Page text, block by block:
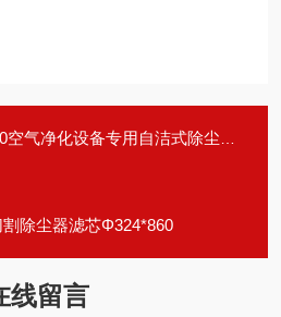
气净化设备专用自洁式除尘滤筒
除尘器滤芯‌Φ324*860
线留言